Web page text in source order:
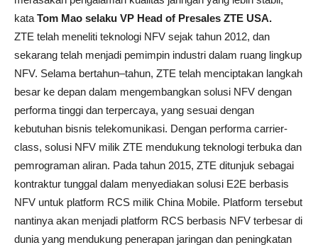
kata Tom Mao selaku VP Head of Presales ZTE USA.
ZTE telah meneliti teknologi NFV sejak tahun 2012, dan
sekarang telah menjadi pemimpin industri dalam ruang lingkup
NFV. Selama bertahun–tahun, ZTE telah menciptakan langkah
besar ke depan dalam mengembangkan solusi NFV dengan
performa tinggi dan terpercaya, yang sesuai dengan
kebutuhan bisnis telekomunikasi. Dengan performa carrier-
class, solusi NFV milik ZTE mendukung teknologi terbuka dan
pemrograman aliran. Pada tahun 2015, ZTE ditunjuk sebagai
kontraktur tunggal dalam menyediakan solusi E2E berbasis
NFV untuk platform RCS milik China Mobile. Platform tersebut
nantinya akan menjadi platform RCS berbasis NFV terbesar di
dunia yang mendukung penerapan jaringan dan peningkatan